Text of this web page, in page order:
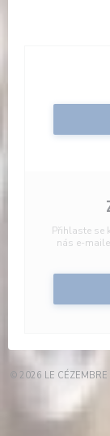
Přihlaste se
nás e-
© 2026 LE CÉZEMBRE